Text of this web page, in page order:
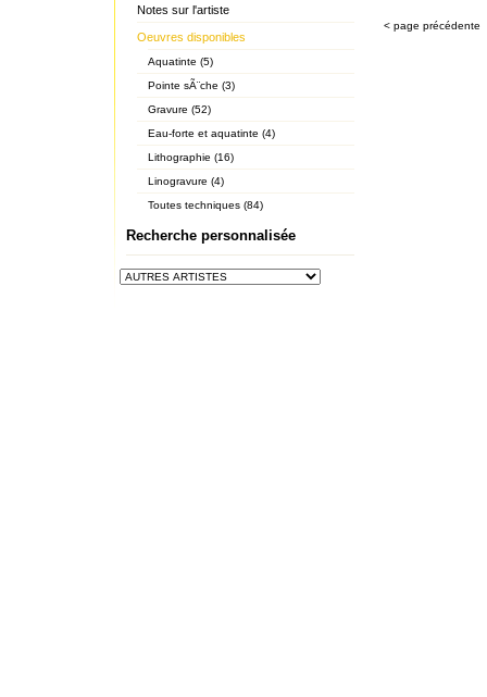
Notes sur l'artiste
Oeuvres disponibles
Aquatinte (5)
Pointe sÃ¨che (3)
Gravure (52)
Eau-forte et aquatinte (4)
Lithographie (16)
Linogravure (4)
Toutes techniques (84)
Recherche personnalisée
< page précédente